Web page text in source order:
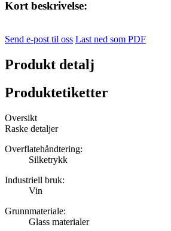
Kort beskrivelse:
Send e-post til oss Last ned som PDF
Produkt detalj
Produktetiketter
Oversikt
Raske detaljer
Overflatehåndtering:
Silketrykk
Industriell bruk:
Vin
Grunnmateriale:
Glass materialer